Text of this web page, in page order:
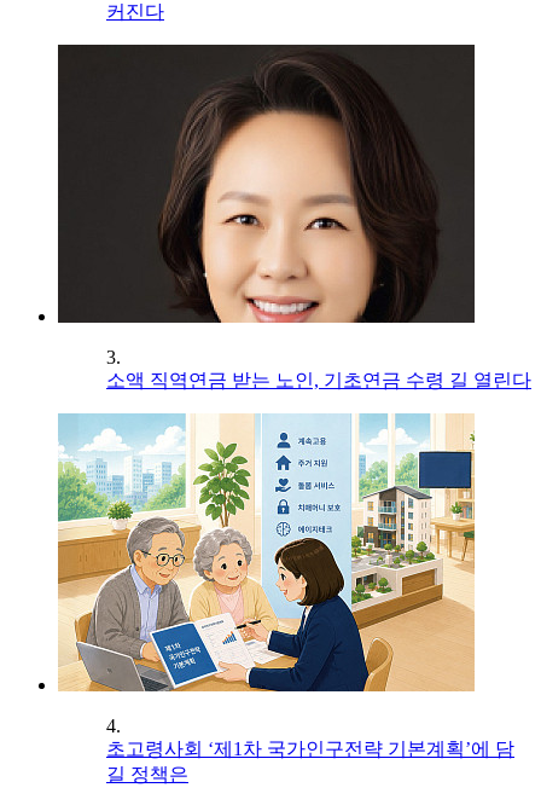
커진다
3.
소액 직역연금 받는 노인, 기초연금 수령 길 열린다
4.
초고령사회 ‘제1차 국가인구전략 기본계획’에 담
길 정책은